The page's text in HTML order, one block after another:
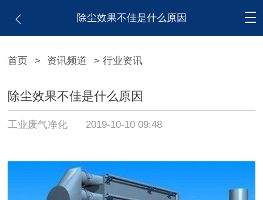
除尘效果不佳是什么原因
首页 > 资讯频道 > 行业资讯
除尘效果不佳是什么原因
工业废气净化 2019-10-10 09:48